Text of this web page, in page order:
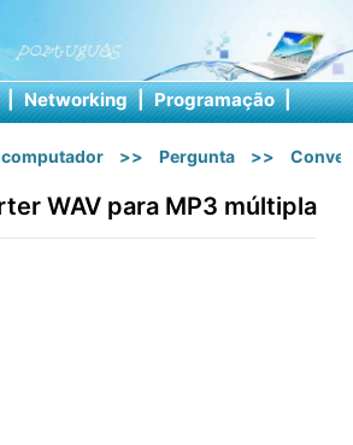
| Networking | Programação |
>> Pergunta >>
WAV para MP3 múltipla